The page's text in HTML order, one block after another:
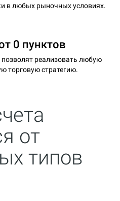
в любых рыночных условиях.
0 пунктов
реализовать любую
торговую стратегию.
от
типов